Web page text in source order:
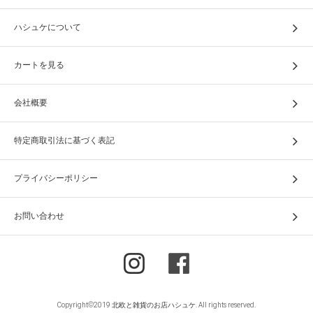
ハシュケについて
カートを見る
会社概要
特定商取引法に基づく表記
プライバシーポリシー
お問い合わせ
Copyright©2019 北欧と雑貨のお店ハシュケ. All rights reserved.